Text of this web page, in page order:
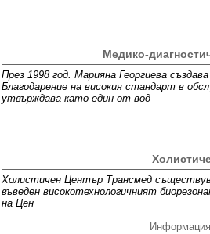
Медико-
През 1998 год. Марияна Георгиева
Благодарение на високия стандарт в
утвърждава като един от вод
Холистичен Център Трансмед
въведен високотехнологичният
на Цен
Информация